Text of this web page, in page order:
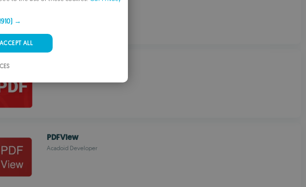
PDFView
Acadoid Developer
SPANISH
→
ACCEPT ALL